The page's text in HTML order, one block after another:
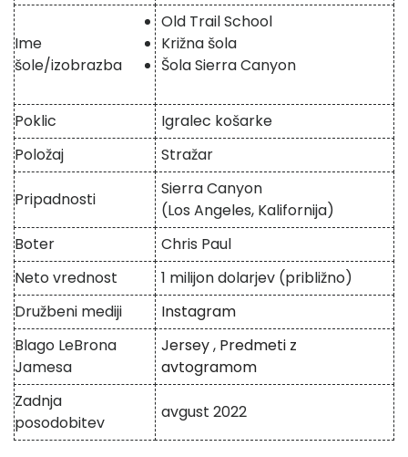
Ime
šole/izobrazba
Old Trail School
Križna šola
Šola Sierra Canyon
Poklic
Igralec košarke
Položaj
Stražar
Pripadnosti
Sierra Canyon
(Los Angeles, Kalifornija)
Boter
Chris Paul
Neto vrednost
1 milijon dolarjev (približno)
Družbeni mediji
Instagram
Blago LeBrona
Jamesa
Jersey, Predmeti z
avtogramom
Zadnja
posodobitev
avgust 2022